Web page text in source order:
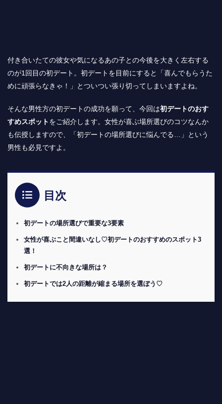
付き合いたての彼女や気になるあの子との今後を大きく左右する
のが1 回目の初デート。初デートを目前にすると「喜んでもらうた
めに頑張らなきゃ！」とついつい張り切ってしまいますよね。
そんな男性方の初デートの成功を願って、今回は初デートのおす
すめスポット をご紹介します。女性が喜ぶ場所選びのコツなんか
も伝授しますので、「初デートの場所選びに悩んでる … 」という
男性も必見ですよ。
目次
初デートの場所選びで重要な3要素
女性が喜ぶこと間違いなし♡初デートのおすすめのスポット3
選！
初デートに不向きな場所は？
初デートでは2人の距離が縮まる場所を選ぼう♡